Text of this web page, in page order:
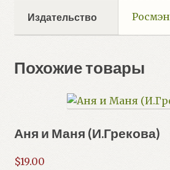
Издательство Росмэн
Похожие товары
Аня и Маня (И.Грекова)
$19.00